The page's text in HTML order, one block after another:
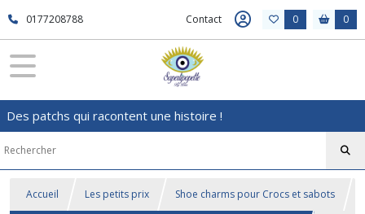
0177208788 Contact 0 0
Des patchs qui racontent une histoire !
Accueil Les petits prix Shoe charms pour Crocs et sabots